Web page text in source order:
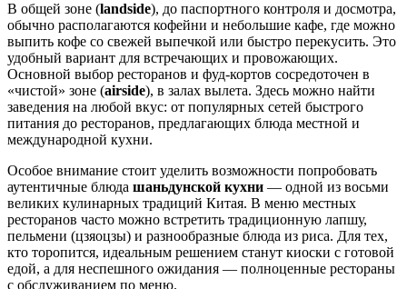
В общей зоне (landside), до паспортного контроля и досмотра,
обычно располагаются кофейни и небольшие кафе, где можно
выпить кофе со свежей выпечкой или быстро перекусить. Это
удобный вариант для встречающих и провожающих.
Основной выбор ресторанов и фуд-кортов сосредоточен в
«чистой» зоне (airside), в залах вылета. Здесь можно найти
заведения на любой вкус: от популярных сетей быстрого
питания до ресторанов, предлагающих блюда местной и
международной кухни.
Особое внимание стоит уделить возможности попробовать
аутентичные блюда шаньдунской кухни — одной из восьми
великих кулинарных традиций Китая. В меню местных
ресторанов часто можно встретить традиционную лапшу,
пельмени (цзяоцзы) и разнообразные блюда из риса. Для тех,
кто торопится, идеальным решением станут киоски с готовой
едой, а для неспешного ожидания — полноценные рестораны
с обслуживанием по меню.